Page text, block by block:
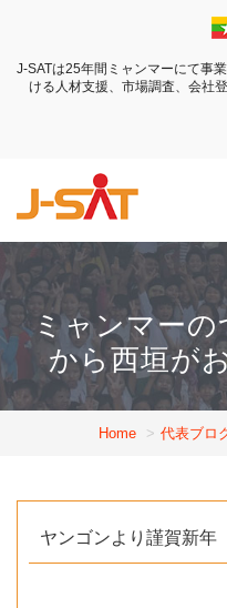
J-SATは25年間ミャンマーにて事
ける 人材支援、市場調査、会社
ミャンマーの
から西垣が
Home 代表ブロ
ヤンゴンより謹賀新年